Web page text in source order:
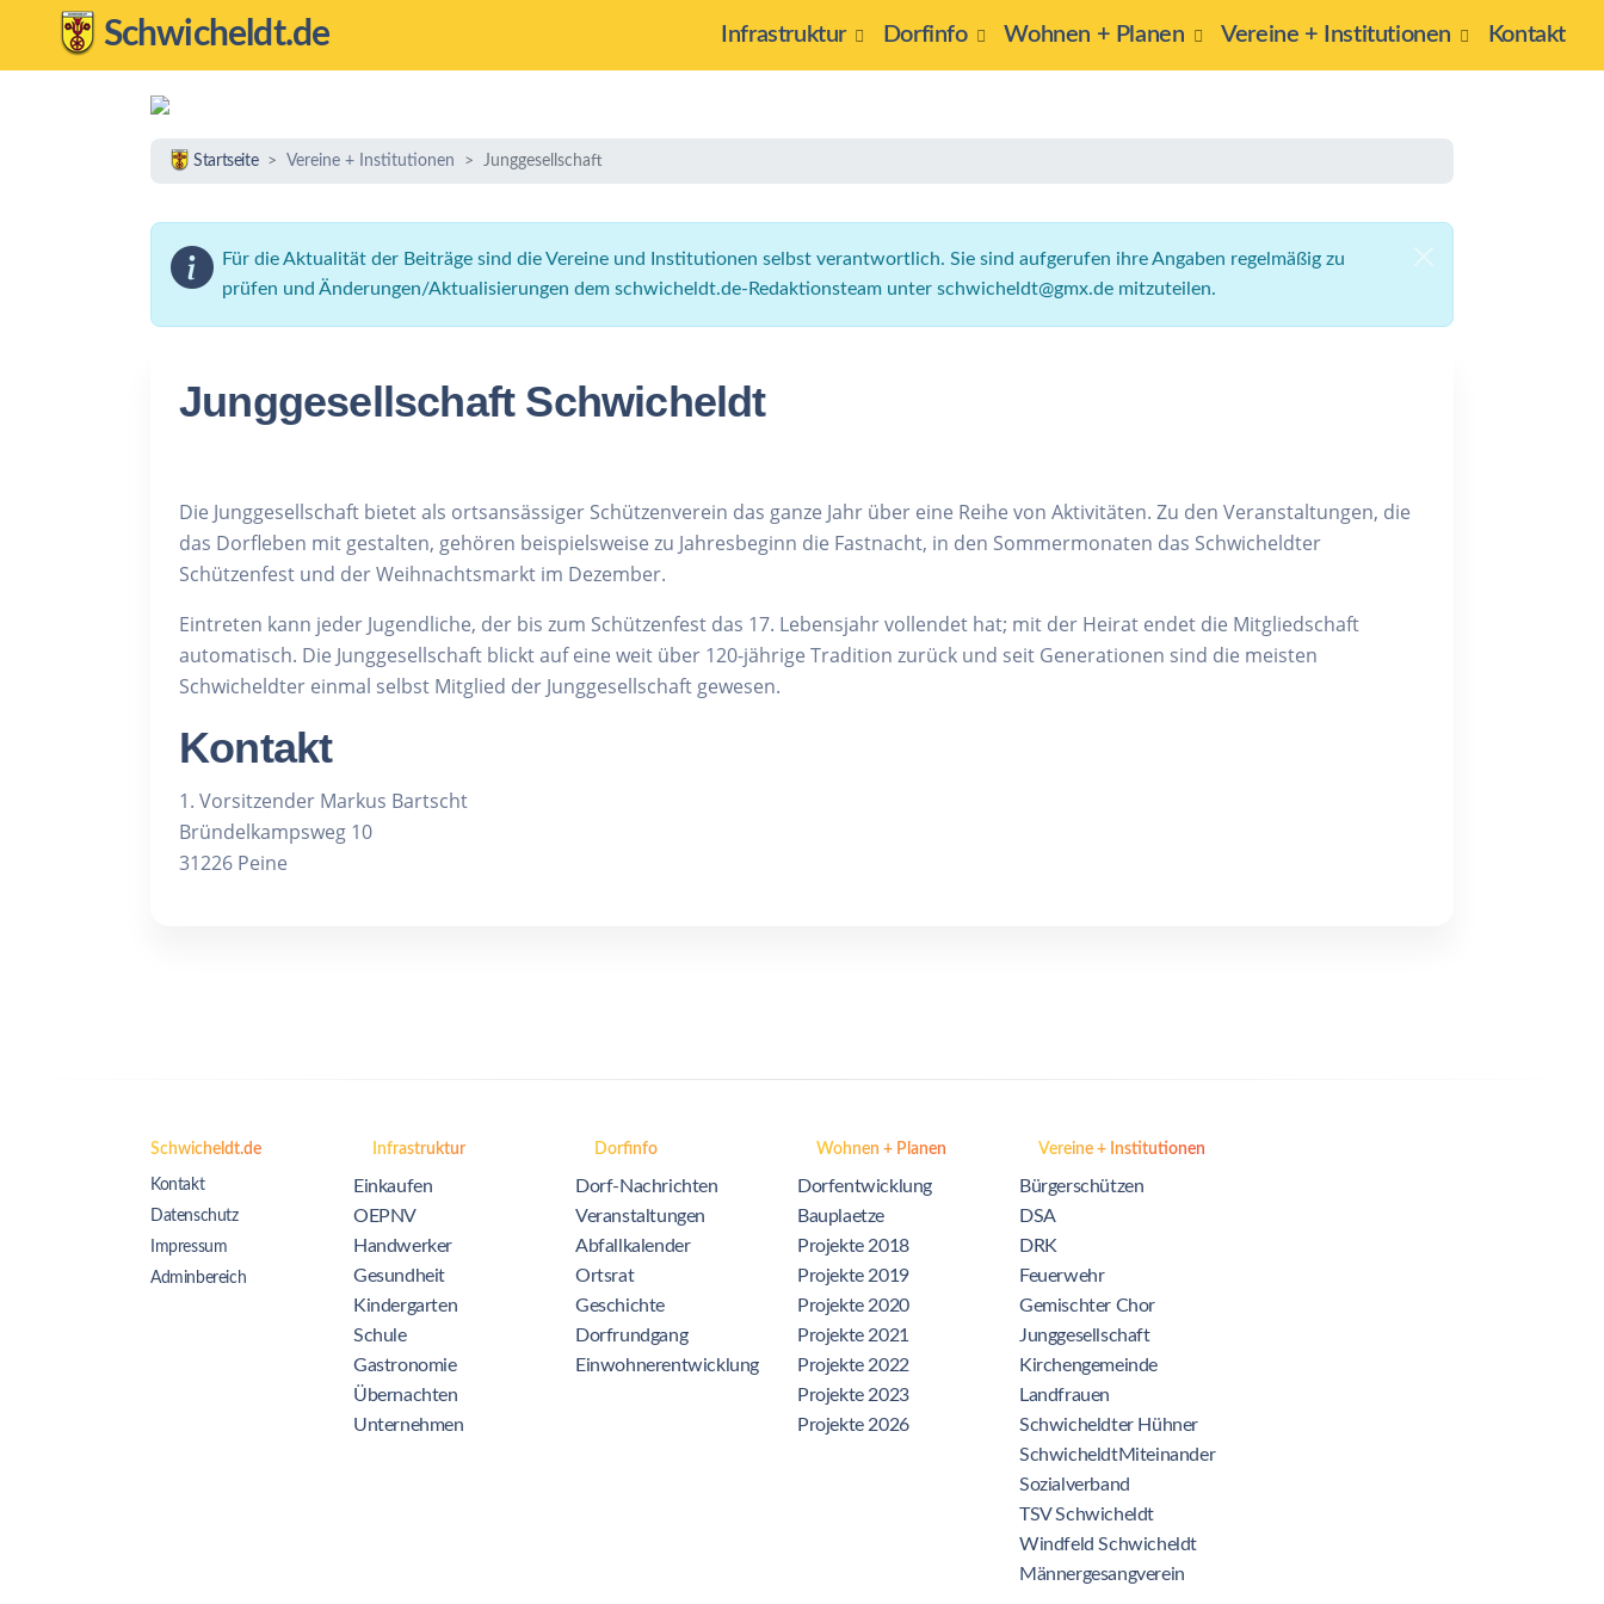
Schwicheldt.de Infrastruktur Dorfinfo Wohnen + Planen Vereine + Institutionen Kontakt
Startseite Vereine + Institutionen Junggesellschaft
Für die Aktualität der Beiträge sind die Vereine und Institutionen selbst verantwortlich. Sie sind aufgerufen ihre Angaben regelmäßig zu
prüfen und Änderungen/Aktualisierungen dem schwicheldt.de-Redaktionsteam unter schwicheldt@gmx.de mitzuteilen.
Junggesellschaft Schwicheldt
Die Junggesellschaft bietet als ortsansässiger Schützenverein das ganze Jahr über eine Reihe von Aktivitäten. Zu den Veranstaltungen, die
das Dorfleben mit gestalten, gehören beispielsweise zu Jahresbeginn die Fastnacht, in den Sommermonaten das Schwicheldter
Schützenfest und der Weihnachtsmarkt im Dezember.
Eintreten kann jeder Jugendliche, der bis zum Schützenfest das 17. Lebensjahr vollendet hat; mit der Heirat endet die Mitgliedschaft
automatisch. Die Junggesellschaft blickt auf eine weit über 120-jährige Tradition zurück und seit Generationen sind die meisten
Schwicheldter einmal selbst Mitglied der Junggesellschaft gewesen.
Kontakt
1. Vorsitzender Markus Bartscht
Bründelkampsweg 10
31226 Peine
Schwicheldt.de
Kontakt
Datenschutz
Impressum
Adminbereich
Infrastruktur
Einkaufen
OEPNV
Handwerker
Gesundheit
Kindergarten
Schule
Gastronomie
Übernachten
Unternehmen
Dorfinfo
Dorf-Nachrichten
Veranstaltungen
Abfallkalender
Ortsrat
Geschichte
Dorfrundgang
Einwohnerentwicklung
Wohnen + Planen
Dorfentwicklung
Bauplaetze
Projekte 2018
Projekte 2019
Projekte 2020
Projekte 2021
Projekte 2022
Projekte 2023
Projekte 2026
Vereine + Institutionen
Bürgerschützen
DSA
DRK
Feuerwehr
Gemischter Chor
Junggesellschaft
Kirchengemeinde
Landfrauen
Schwicheldter Hühner
SchwicheldtMiteinander
Sozialverband
TSV Schwicheldt
Windfeld Schwicheldt
Männergesangverein